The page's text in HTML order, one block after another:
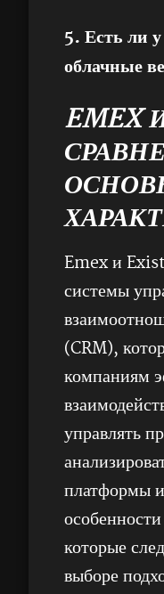
5. Есть ли
облачные
EMEX
Emex и
системы
(CRM),
компаниям
управлять
платформы
которые
выборе